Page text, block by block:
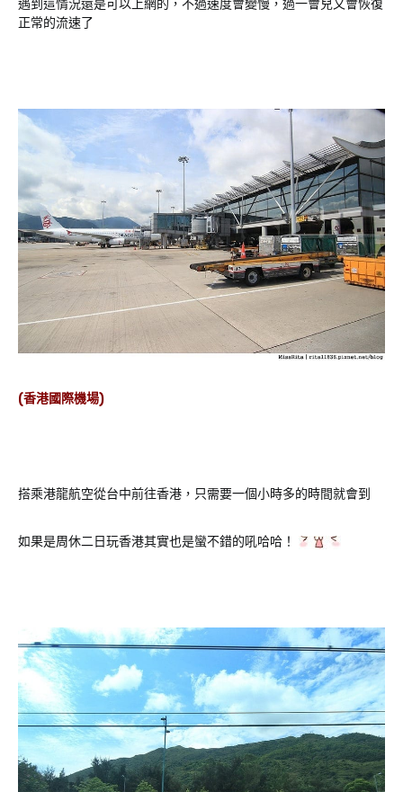
遇到這情況還是可以上網的，不過速度會變慢，過一會兒又會恢復
正常的流速了
(香港國際機場)
搭乘港龍航空從台中前往香港，只需要一個小時多的時間就會到
如果是周休二日玩香港其實也是蠻不錯的吼哈哈！